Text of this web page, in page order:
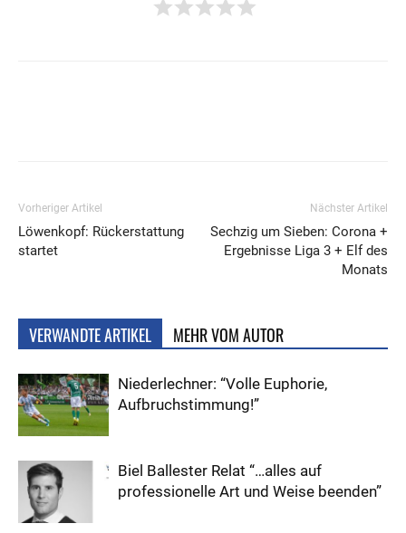
Vorheriger Artikel
Löwenkopf: Rückerstattung
startet
Nächster Artikel
Sechzig um Sieben: Corona +
Ergebnisse Liga 3 + Elf des
Monats
VERWANDTE ARTIKEL MEHR VOM AUTOR
Niederlechner: “Volle Euphorie,
Aufbruchstimmung!”
Biel Ballester Relat “…alles auf
professionelle Art und Weise beenden”